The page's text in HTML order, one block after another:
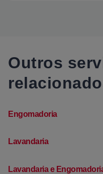
Outros
Engomadoria
Lavandaria
Lavandaria e